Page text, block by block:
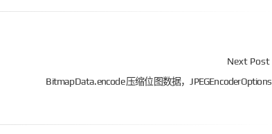
Next Post
BitmapData.encode 压缩位图数据，JPEGEncoderOptions